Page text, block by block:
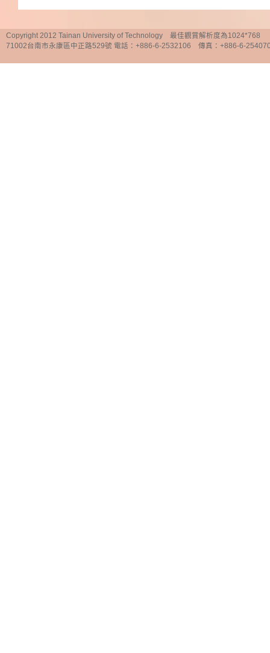
Copyright 2012 Tainan University of Technology 最佳觀賞解析度為1024*768
71002台南市永康區中正路529號 電話：+886-6-2532106 傳真：+886-6-